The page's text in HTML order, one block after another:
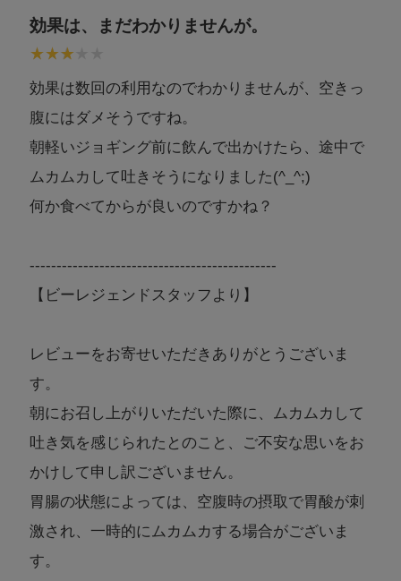
効果は、まだわかりませんが。
効果は数回の利用なのでわかりませんが、空きっ
腹にはダメそうですね。
朝軽いジョギング前に飲んで出かけたら、途中で
ムカムカして吐きそうになりました(^_^;)
何か食べてからが良いのですかね？
----------------------------------------------
【ビーレジェンドスタッフより】
レビューをお寄せいただきありがとうございま
す。
朝にお召し上がりいただいた際に、ムカムカして
吐き気を感じられたとのこと、ご不安な思いをお
かけして申し訳ございません。
胃腸の状態によっては、空腹時の摂取で胃酸が刺
激され、一時的にムカムカする場合がございま
す。